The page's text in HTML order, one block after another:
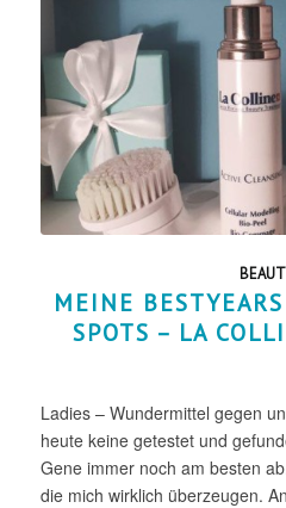
MEINE
SPOTS – LA
Ladies – Wundermittel gegen
heute keine getestet und
Gene immer noch am besten
die mich wirklich überzeugen.